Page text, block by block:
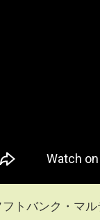
フトバンク・マ